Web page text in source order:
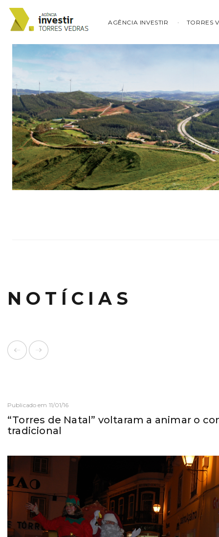
AGÊNCIA INVESTIR TORRES
NOTÍCIAS
Publicado em 11/01/16
“Torres de Natal” voltaram a animar o
tradicional